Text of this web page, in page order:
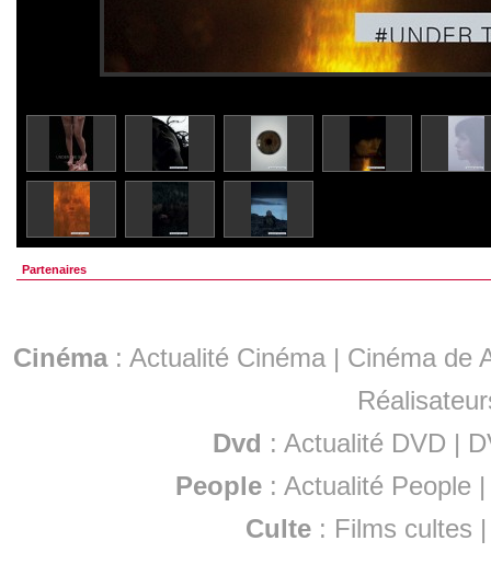
Partenaires
Cinéma: Actualité Cinéma | Cinéma de
Dvd : Actualité DVD |
People :Actualité People
Culte : Films cultes